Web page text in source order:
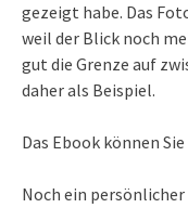
gezeigt habe. Das
weil der Blick noch
gut die Grenze auf
daher als Beispiel.
Das Ebook können Sie
Noch ein